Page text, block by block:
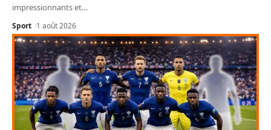
impressionnants et…
Sport 1 août 2026